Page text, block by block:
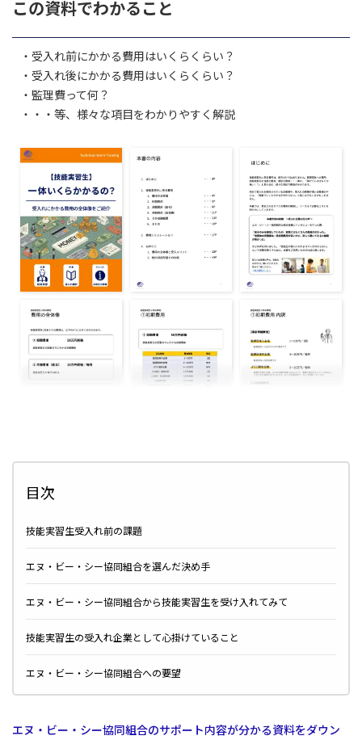
この資料でわかること
・受入れ前にかかる費用はいくらくらい？
・受入れ後にかかる費用はいくらくらい？
・監理費って何？
・・・等、様々な項目をわかりやすく解説
目次
技能実習生受入れ前の課題
エヌ・ビー・シー協同組合を選んだ決め手
エヌ・ビー・シー協同組合から技能実習生を受け入れてみて
技能実習生の受入れ企業として心掛けていること
エヌ・ビー・シー協同組合への要望
エヌ・ビー・シー協同組合のサポート内容が分かる資料をダウン